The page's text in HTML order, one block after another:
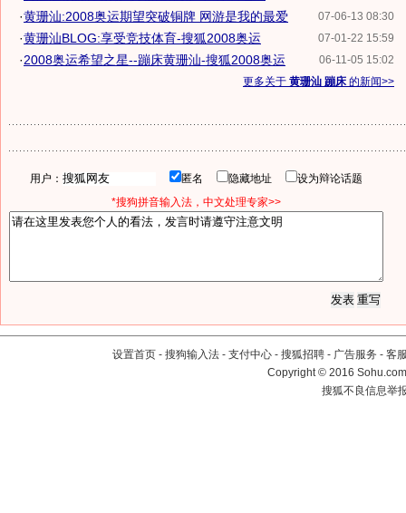
07-06-13 08:30
·黄珊汕:2008奥运期望突破铜牌 网游是我的最爱
07-01-22 15:59
·黄珊汕BLOG:享受竞技体育-搜狐2008奥运
06-11-05 15:02
·2008奥运希望之星--蹦床黄珊汕-搜狐2008奥运
更多关于 黄珊汕 蹦床 的新闻>>
用户： 匿名 隐藏地址
设为辩论话题
*搜狗拼音输入法，中文处理专家>>
设置首页 - 搜狗输入法 - 支付中心 - 搜狐招聘 - 广告服务 - 客
Copyright©2016
搜狐不良信息举